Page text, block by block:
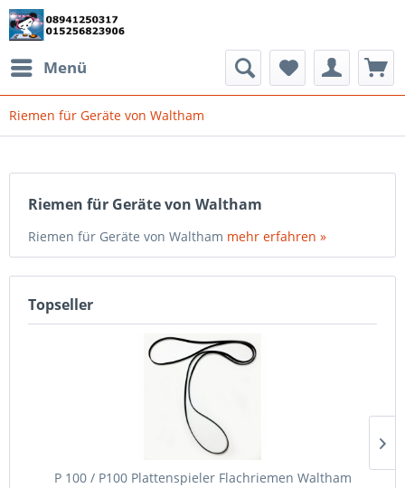
Menü
Riemen für Geräte von Waltham
Riemen für Geräte von Waltham
Riemen für Geräte von Waltham mehr erfahren »
Topseller
P 100 / P100 Plattenspieler Flachriemen Waltham